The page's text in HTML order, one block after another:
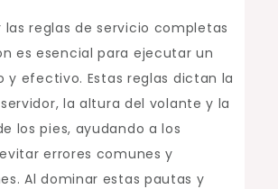
las reglas de servicio completas
es esencial para ejecutar un
y efectivo. Estas reglas dictan la
la altura del volante y la
los pies, ayudando a los
errores comunes y
Al dominar estas pautas y